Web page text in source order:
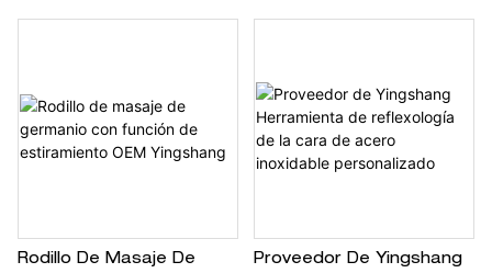
En servicio: OEM/ODM,
Impresión del logotipo
Materiales: Acero inoxidable
En servicio: OEM/ODM,
Impresión del logotipo
Materiales: Acero inoxidable
Rodillo De Masaje De
Proveedor De Yingshang